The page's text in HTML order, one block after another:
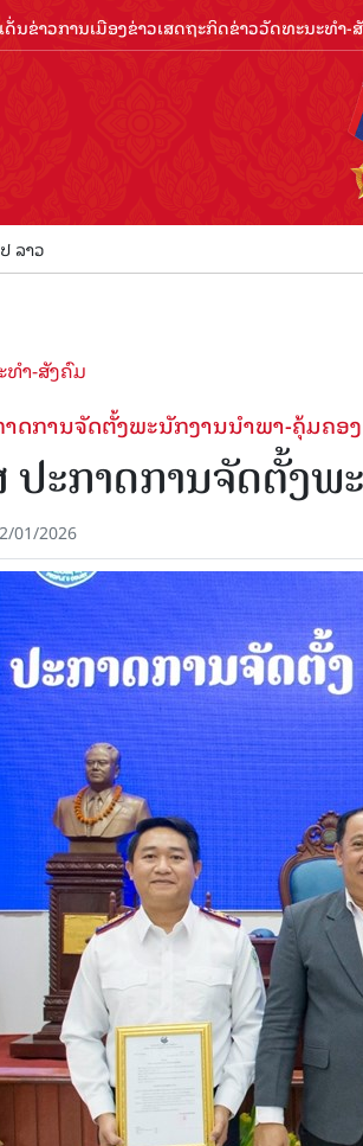
ດັ່ນຂ່າວການເມືອງຂ່າວເສດຖະກິດຂ່າວວັດທະນະທຳ-
ລາວ
ທຳ-ສັງຄົມ
ດການຈັດຕັ້ງພະນັກງານນຳພາ-ຄຸ້ມຄອງ
ະກາດການຈັດຕັ້ງພ
01/2026